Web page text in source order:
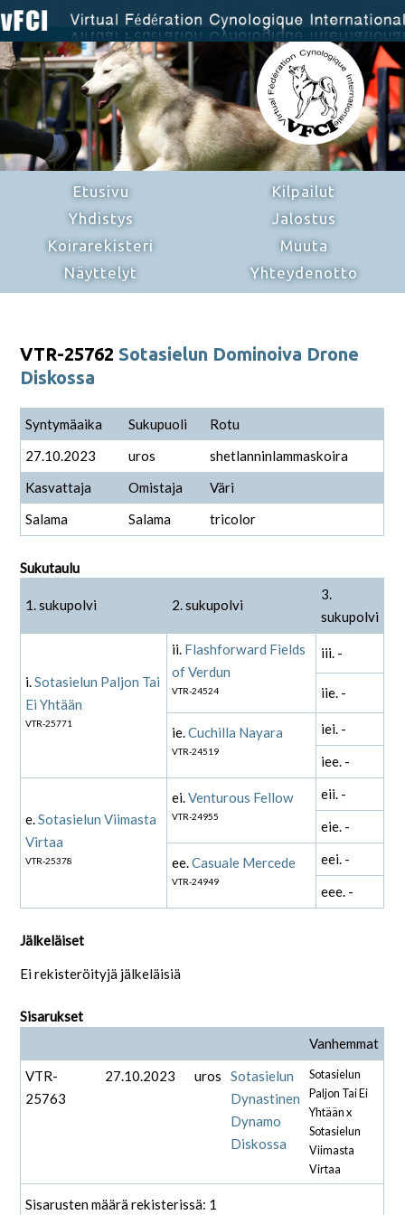
Etusivu
Yhdistys
Koirarekisteri
Näyttelyt
Kilpailut
Jalostus
Muuta
Yhteydenotto
VTR-25762 Sotasielun Dominoiva Drone
Diskossa
Syntymäaika Sukupuoli
Rotu
27.10.2023
uros
shetlanninlammaskoira
Kasvattaja
Omistaja
Väri
Salama
Salama tricolor
Sukutaulu
1. sukupolvi 2. sukupolvi
3.
sukupolvi
i.Sotasielun Paljon Tai
Ei Yhtään
VTR-25771
ii. Flashforward Fields
of Verdun
VTR-24524
iii. -
iie. -
ie.Cuchilla Nayara
VTR-24519
iei. -
iee. -
e.Sotasielun Viimasta
Virtaa
VTR-25378
ei.Venturous Fellow
VTR-24955
eii. -
eie. -
ee.Casuale Mercede
VTR-24949
eei. -
eee. -
Jälkeläiset
Ei rekisteröityjä jälkeläisiä
Sisarukset
Vanhemmat
VTR-
25763
27.10.2023 uros
Sotasielun
Dynastinen
Dynamo
Diskossa
Sotasielun
Paljon Tai Ei
Yhtään x
Sotasielun
Viimasta
Virtaa
Sisarusten määrä rekisterissä: 1